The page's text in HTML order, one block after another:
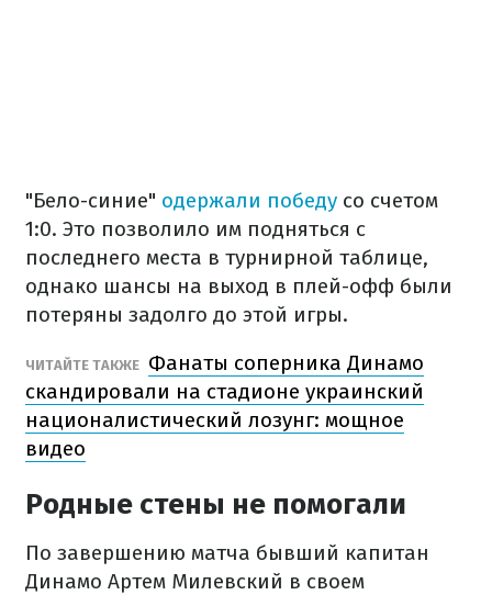
"Бело-синие" одержали победу со счетом
1:0. Это позволило им подняться с
последнего места в турнирной таблице,
однако шансы на выход в плей-офф были
потеряны задолго до этой игры.
ЧИТАЙТЕ ТАКЖЕ Фанаты соперника Динамо
скандировали на стадионе украинский
националистический лозунг: мощное
видео
Родные стены не помогали
По завершению матча бывший капитан
Динамо Артем Милевский в своем